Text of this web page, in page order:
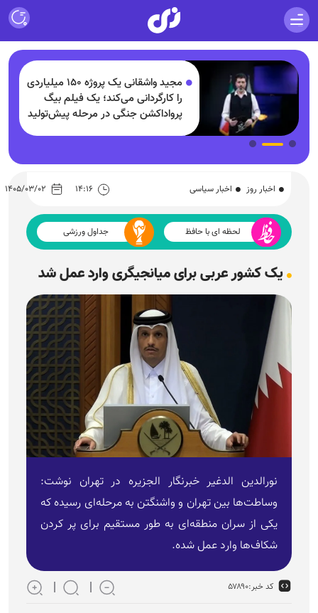
مجید واشقانی یک پروژه ۱۵۰ میلیاردی
را کارگردانی می‌کند؛ یک فیلم بیگ
پرواداکشن جنگی در مرحله پیش‌تولید
اخبار روز اخبار سیاسی ۱۴:۱۶ ۱۴۰۵/۰۳/۰۲
لحظه ای با حافظ جداول ورزشی
یک کشور عربی برای میانجیگری وارد عمل شد
نورالدین الدغیر خبرنگار الجزیره در تهران نوشت:
وساطت‌ها بین تهران و واشنگتن به مرحله‌ای رسیده که
یکی از سران منطقه‌ای به طور مستقیم برای پر کردن
شکاف‌ها وارد عمل شده.
کد خبر:۵۷۸۹۰